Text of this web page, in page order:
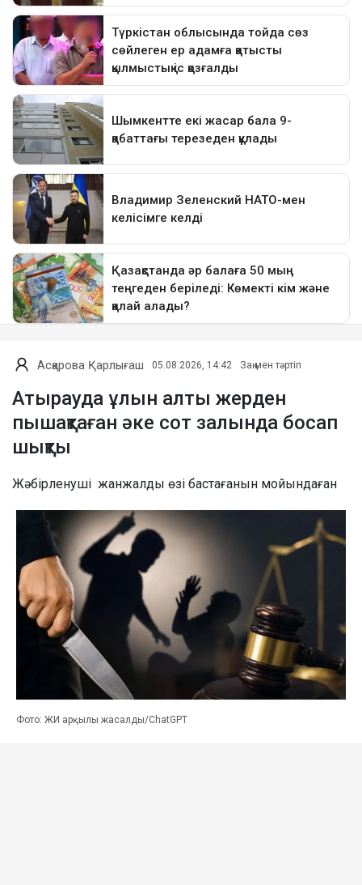
Асқарова Қарлығаш 05.08.2026, 14:42 Заң мен тәртіп
Атырауда ұлын алты жерден
пышақтаған әке сот залында босап
шықты
Жәбірленуші жанжалды өзі бастағанын мойындаған
Фото: ЖИ арқылы жасалды/ChatGPT